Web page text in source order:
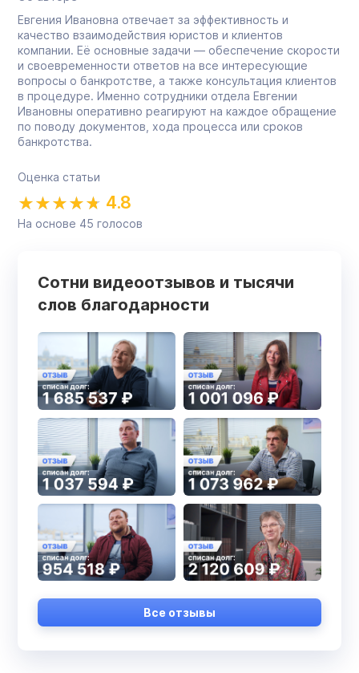
Евгения Ивановна отвечает за эффективность и
качество взаимодействия юристов и клиентов
компании. Её основные задачи — обеспечение скорости
и своевременности ответов на все интересующие
вопросы о банкротстве, а также консультация клиентов
в процедуре. Именно сотрудники отдела Евгении
Ивановны оперативно реагируют на каждое обращение
по поводу документов, хода процесса или сроков
банкротства.
Оценка статьи
4.8
На основе 45 голосов
Сотни видеоотзывов и тысячи
слов благодарности
Все отзывы